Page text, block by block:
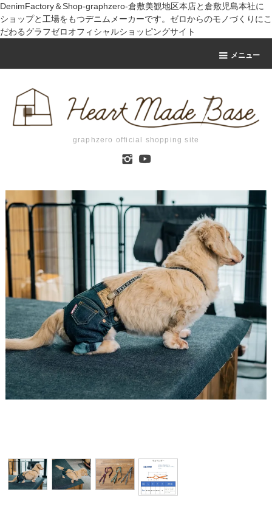
DenimFactory＆Shop-graphzero-倉敷美観地区本店と倉敷児島本社に
ショップと工場をもつデニムメーカーです。ゼロからのモノづくりにこ
だわるグラフゼロオフィシャルショッピングサイト
メニュー
graphzero official shopping site